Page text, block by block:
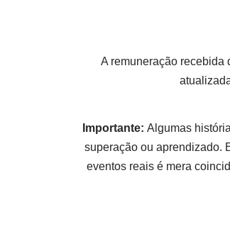
A remuneração recebida
Importante: Algumas
superação ou aprendizado.
eventos reais é mera